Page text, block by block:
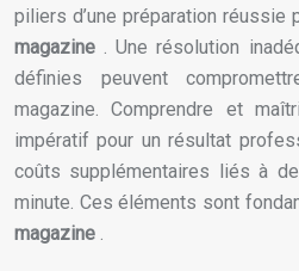
piliers d’une préparation réussie
magazine. Une résolution
définies peuvent
magazine. Comprendre et
impératif pour un résultat
coûts supplémentaires liés à
minute. Ces éléments sont
magazine .